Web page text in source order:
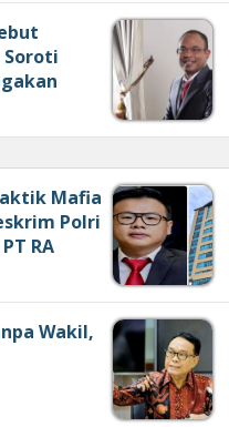
Soroti
Mafia
Polri
RA
Wakil,